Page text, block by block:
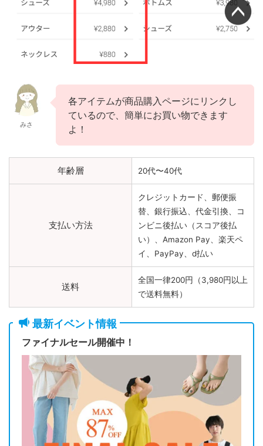
みさ
各アイテムが商品購入ページにリンクし
ているので、簡単にお買い物できます
よ！
年齢層 20代〜40代
支払い方法
クレジットカード、郵便振
替、銀行振込、代金引換、コ
ンビニ後払い（スコア後払
い）、Amazon Pay、楽天ペ
イ、PayPay、d払い
送料
全国一律200円（3,980円以上
で送料無料）
最新イベント情報
ファイナルセール開催中！